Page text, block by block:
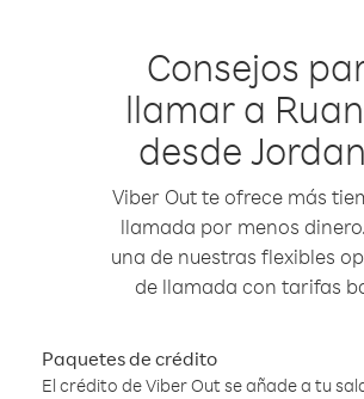
Consejos
llamar a
desde
Viber Out te ofrece más
llamada por menos
una de nuestras flexibles
de llamada con tarifas
Paquetes de crédito
El crédito de Viber Out se añade a tu